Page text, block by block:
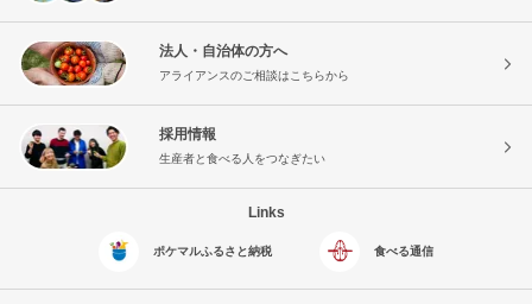
法人・自治体の方へ
アライアンスのご相談はこちらから
採用情報
生産者と食べる人をつなぎたい
Links
ポケマルふるさと納税 食べる通信